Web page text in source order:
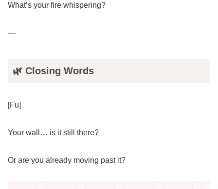
What’s your fire whispering?
—
🌿 Closing Words
[Fu]
Your wall… is it still there?
Or are you already moving past it?